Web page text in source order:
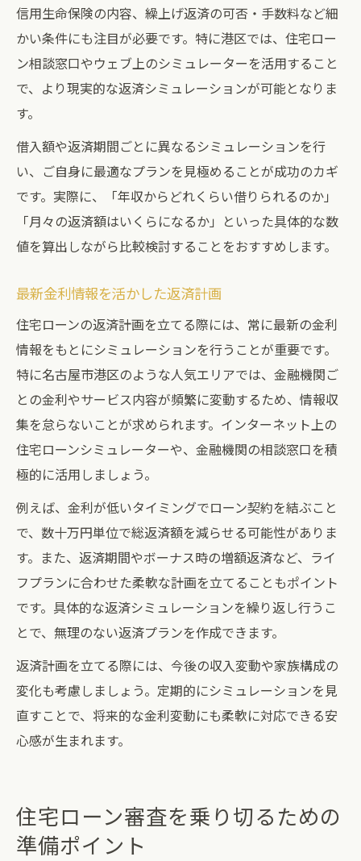
信用生命保険の内容、繰上げ返済の可否・手数料など細
かい条件にも注目が必要です。特に港区では、住宅ロー
ン相談窓口やウェブ上のシミュレーターを活用すること
で、より現実的な返済シミュレーションが可能となりま
す。
借入額や返済期間ごとに異なるシミュレーションを行
い、ご自身に最適なプランを見極めることが成功のカギ
です。実際に、「年収からどれくらい借りられるのか」
「月々の返済額はいくらになるか」といった具体的な数
値を算出しながら比較検討することをおすすめします。
最新金利情報を活かした返済計画
住宅ローンの返済計画を立てる際には、常に最新の金利
情報をもとにシミュレーションを行うことが重要です。
特に名古屋市港区のような人気エリアでは、金融機関ご
との金利やサービス内容が頻繁に変動するため、情報収
集を怠らないことが求められます。インターネット上の
住宅ローンシミュレーターや、金融機関の相談窓口を積
極的に活用しましょう。
例えば、金利が低いタイミングでローン契約を結ぶこと
で、数十万円単位で総返済額を減らせる可能性がありま
す。また、返済期間やボーナス時の増額返済など、ライ
フプランに合わせた柔軟な計画を立てることもポイント
です。具体的な返済シミュレーションを繰り返し行うこ
とで、無理のない返済プランを作成できます。
返済計画を立てる際には、今後の収入変動や家族構成の
変化も考慮しましょう。定期的にシミュレーションを見
直すことで、将来的な金利変動にも柔軟に対応できる安
心感が生まれます。
住宅ローン審査を乗り切るための
準備ポイント